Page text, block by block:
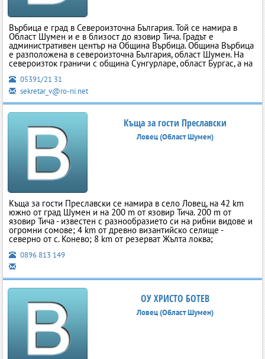
Върбица е град в Североизточна България. Той се намира в
Област Шумен и е в близост до язовир Тича. Градът е
административен център на Община Върбица. Община Върбица
е разположена в североизточна България, област Шумен. На
североизток граничи с община Сунгурларе, област Бургас, а на
05391/21 31
sekretar_v@ro-ni.net
Къща за гости Преславски
Ловец (Област Шумен)
Къща за гости Преславски се намира в село Ловец, на 42 km
южно от град Шумен и на 200 m от язовир Тича. 200 m от
язовир Тича - известен с разнообразието си на рибни видове и
огромни сомове; 4 km от древно византийско селище -
северно от с. Конево; 8 km от резерват Жълта локва;
0896 813 149
ОУ ХРИСТО БОТЕВ
Ловец (Област Шумен)